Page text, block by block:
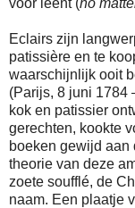
voor leent (no
Eclairs zijn
patissière en te
waarschijnlijk ooit
(Parijs, 8 juni 1784
kok en patissier
gerechten, kookte
boeken gewijd aan
theorie van deze
zoete soufflé, de
naam. Een plaatje